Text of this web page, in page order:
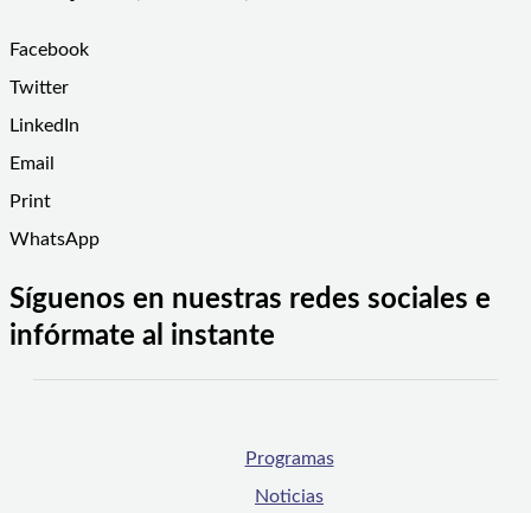
Facebook
Twitter
LinkedIn
Email
Print
WhatsApp
Síguenos en nuestras redes sociales e
infórmate al instante
Programas
Noticias